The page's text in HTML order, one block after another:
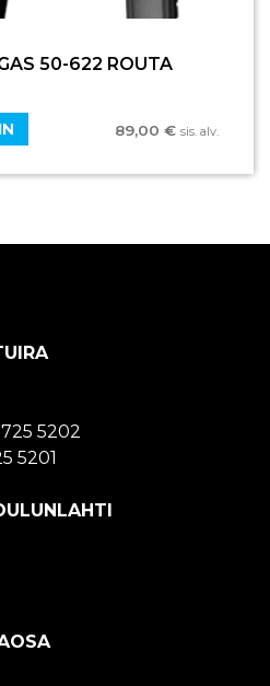
50-622 ROUTA
89,00 € sis. alv.
5202
5201